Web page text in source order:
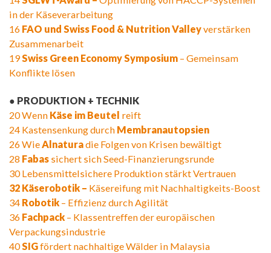
in der Käseverarbeitung
16 FAO und Swiss Food & Nutrition Valleyverstärken
Zusammenarbeit
19Swiss Green Economy Symposium – Gemeinsam
Konflikte lösen
● PRODUKTION + TECHNIK
20 Wenn Käse im Beutel reift
24 Kastensenkung durch Membranautopsien
26 Wie Alnaturadie Folgen von Krisen bewältigt
28 Fabas sichert sich Seed-Finanzierungsrunde
30 Lebensmittelsichere Produktion stärkt Vertrauen
32 Käserobotik – Käsereifung mit Nachhaltigkeits-Boost
34 Robotik – Effizienz durch Agilität
36 Fachpack – Klassentreffen der europäischen
Verpackungsindustrie
40SIGfördert nachhaltige Wälder in Malaysia